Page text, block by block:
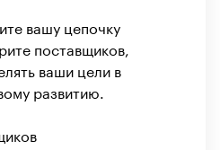
вашу цепочку
поставщиков,
ваши цели в
развитию.